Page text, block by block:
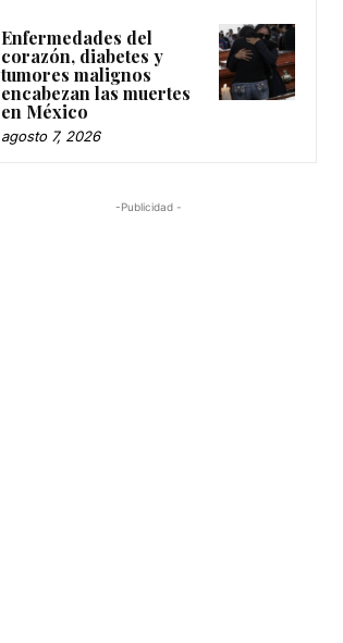
Enfermedades del
corazón, diabetes y
tumores malignos
encabezan las muertes
en México
agosto 7, 2026
-Publicidad -